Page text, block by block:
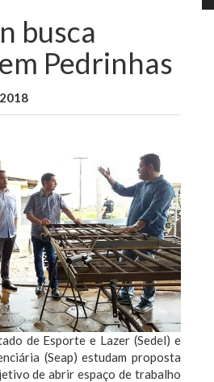
busca
Pedrinhas
de Esporte e Lazer (Sedel) e
(Seap) estudam proposta
de abrir espaço de trabalho